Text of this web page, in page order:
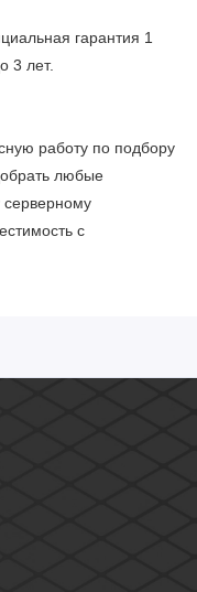
гарантия 1
3 лет.
работу по подбору
любые
с
регулярное